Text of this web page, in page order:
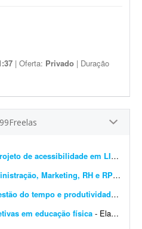
| Oferta: Privado | Duração
Comunicação técnica para projeto de acessibilidade em LIBRAS
Produção de cursos de Administração, Marketing, RH e RP
-
Gravar curso completo de gestão do tempo e produtividade
-
em educação física - Elaboração de questões com 5 alternativas de resposta e apenas uma correta. As questões devem ser elaboradas de acordo com o programa/bibliografia. O(a) elaborador(a) d...